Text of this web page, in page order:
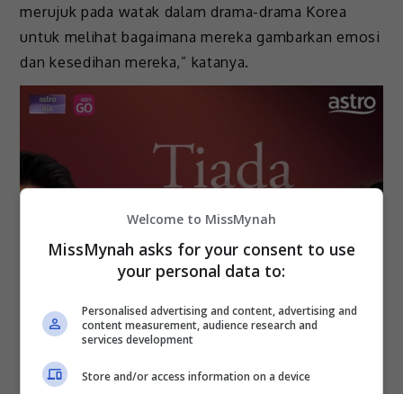
merujuk pada watak dalam drama-drama Korea
untuk melihat bagaimana mereka gambarkan emosi
dan kesedihan mereka,” katanya.
Welcome to MissMynah
MissMynah asks for your consent to use
your personal data to:
Personalised advertising and content, advertising and
content measurement, audience research and
services development
Store and/or access information on a device